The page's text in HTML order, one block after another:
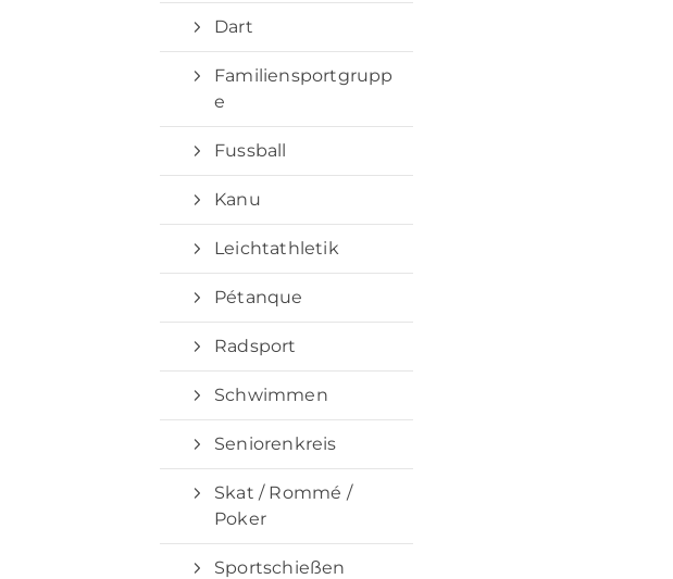
Dart
Familiensportgrupp
e
Fussball
Kanu
Leichtathletik
Pétanque
Radsport
Schwimmen
Seniorenkreis
Skat / Rommé /
Poker
Sportschießen